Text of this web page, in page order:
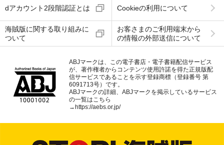
dアカウント2段階認証とは Cookieの利用について
海賊版に関する取り組みに
ついて
お客さまのご利用端末から
の情報の外部送信について
ABJマークは、この電子書店・電子書籍配信サービス
が、著作権者からコンテンツ使用許諾を得た正規版配
信サービスであることを示す登録商標（登録番号 第
6091713号）です。
ABJマークの詳細、ABJマークを掲示しているサービス
の一覧はこちら
→ https://aebs.or.jp/